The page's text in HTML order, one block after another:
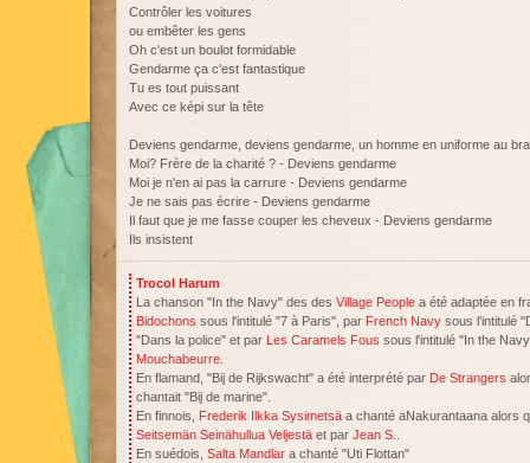
Contrôler les voitures
ou embêter les gens
Oh c'est un boulot formidable
Gendarme ça c'est fantastique
Tu es tout puissant
Avec ce képi sur la tête
Deviens gendarme, deviens gendarme, un homme en uniforme au
Moi? Frère de la charité ? - Deviens gendarme
Moi je n'en ai pas la carrure - Deviens gendarme
Je ne sais pas écrire - Deviens gendarme
Il faut que je me fasse couper les cheveux - Deviens gendarme
Ils insistent
Trocol Harum
La chanson "In the Navy" des des Village People a été adaptée en
Bidochons sous l'intitulé "7 à Paris", par French Navy sous l'intitulé
"Dans la police" et par Les Caramels Fous sous l'intitulé "In the
Mouchabeurre
En flamand, "Bij de Rijkswacht" a été interprété par De Strangers
chantait "Bij de marine".
En finnois, Frederik Ilkka Sysimetsä a chanté aNakurantaana alors
Seitsemän Seinähullua Veljestä et par Jean S.
En suédois, Salta Mandlar a chanté "Uti Flottan"